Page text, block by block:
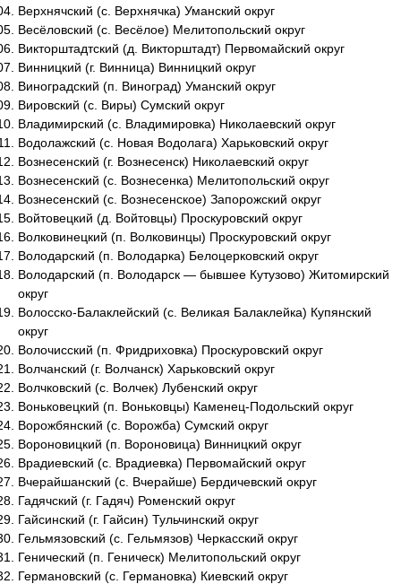
Верхнячский (с. Верхнячка) Уманский округ
Весёловский (с. Весёлое) Мелитопольский округ
Викторштадтский (д. Викторштадт) Первомайский округ
Винницкий (г. Винница) Винницкий округ
Виноградский (п. Виноград) Уманский округ
Вировский (с. Виры) Сумский округ
Владимирский (с. Владимировка) Николаевский округ
Водолажский (с. Новая Водолага) Харьковский округ
Вознесенский (г. Вознесенск) Николаевский округ
Вознесенский (с. Вознесенка) Мелитопольский округ
Вознесенский (с. Вознесенское) Запорожский округ
Войтовецкий (д. Войтовцы) Проскуровский округ
Волковинецкий (п. Волковинцы) Проскуровский округ
Володарский (п. Володарка) Белоцерковский округ
Володарский (п. Володарск — бывшее Кутузово) Житомирский
округ
Волосско-Балаклейский (с. Великая Балаклейка) Купянский
округ
Волочисский (п. Фридриховка) Проскуровский округ
Волчанский (г. Волчанск) Харьковский округ
Волчковский (с. Волчек) Лубенский округ
Воньковецкий (п. Воньковцы) Каменец-Подольский округ
Ворожбянский (с. Ворожба) Сумский округ
Вороновицкий (п. Вороновица) Винницкий округ
Врадиевский (с. Врадиевка) Первомайский округ
Вчерайшанский (с. Вчерайше) Бердичевский округ
Гадячский (г. Гадяч) Роменский округ
Гайсинский (г. Гайсин) Тульчинский округ
Гельмязовский (с. Гельмязов) Черкасский округ
Генический (п. Геническ) Мелитопольский округ
Германовский (с. Германовка) Киевский округ